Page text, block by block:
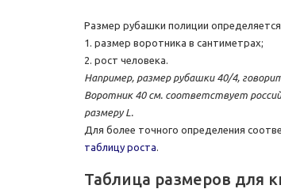
Размер рубашки полиции
1. размер воротника в сантиметрах;
2. рост человека.
Например, размер рубашки 40/4,
Воротник 40 см. соответствует
размеру L.
Для более точного определения
таблицу роста.
Таблица размеров для